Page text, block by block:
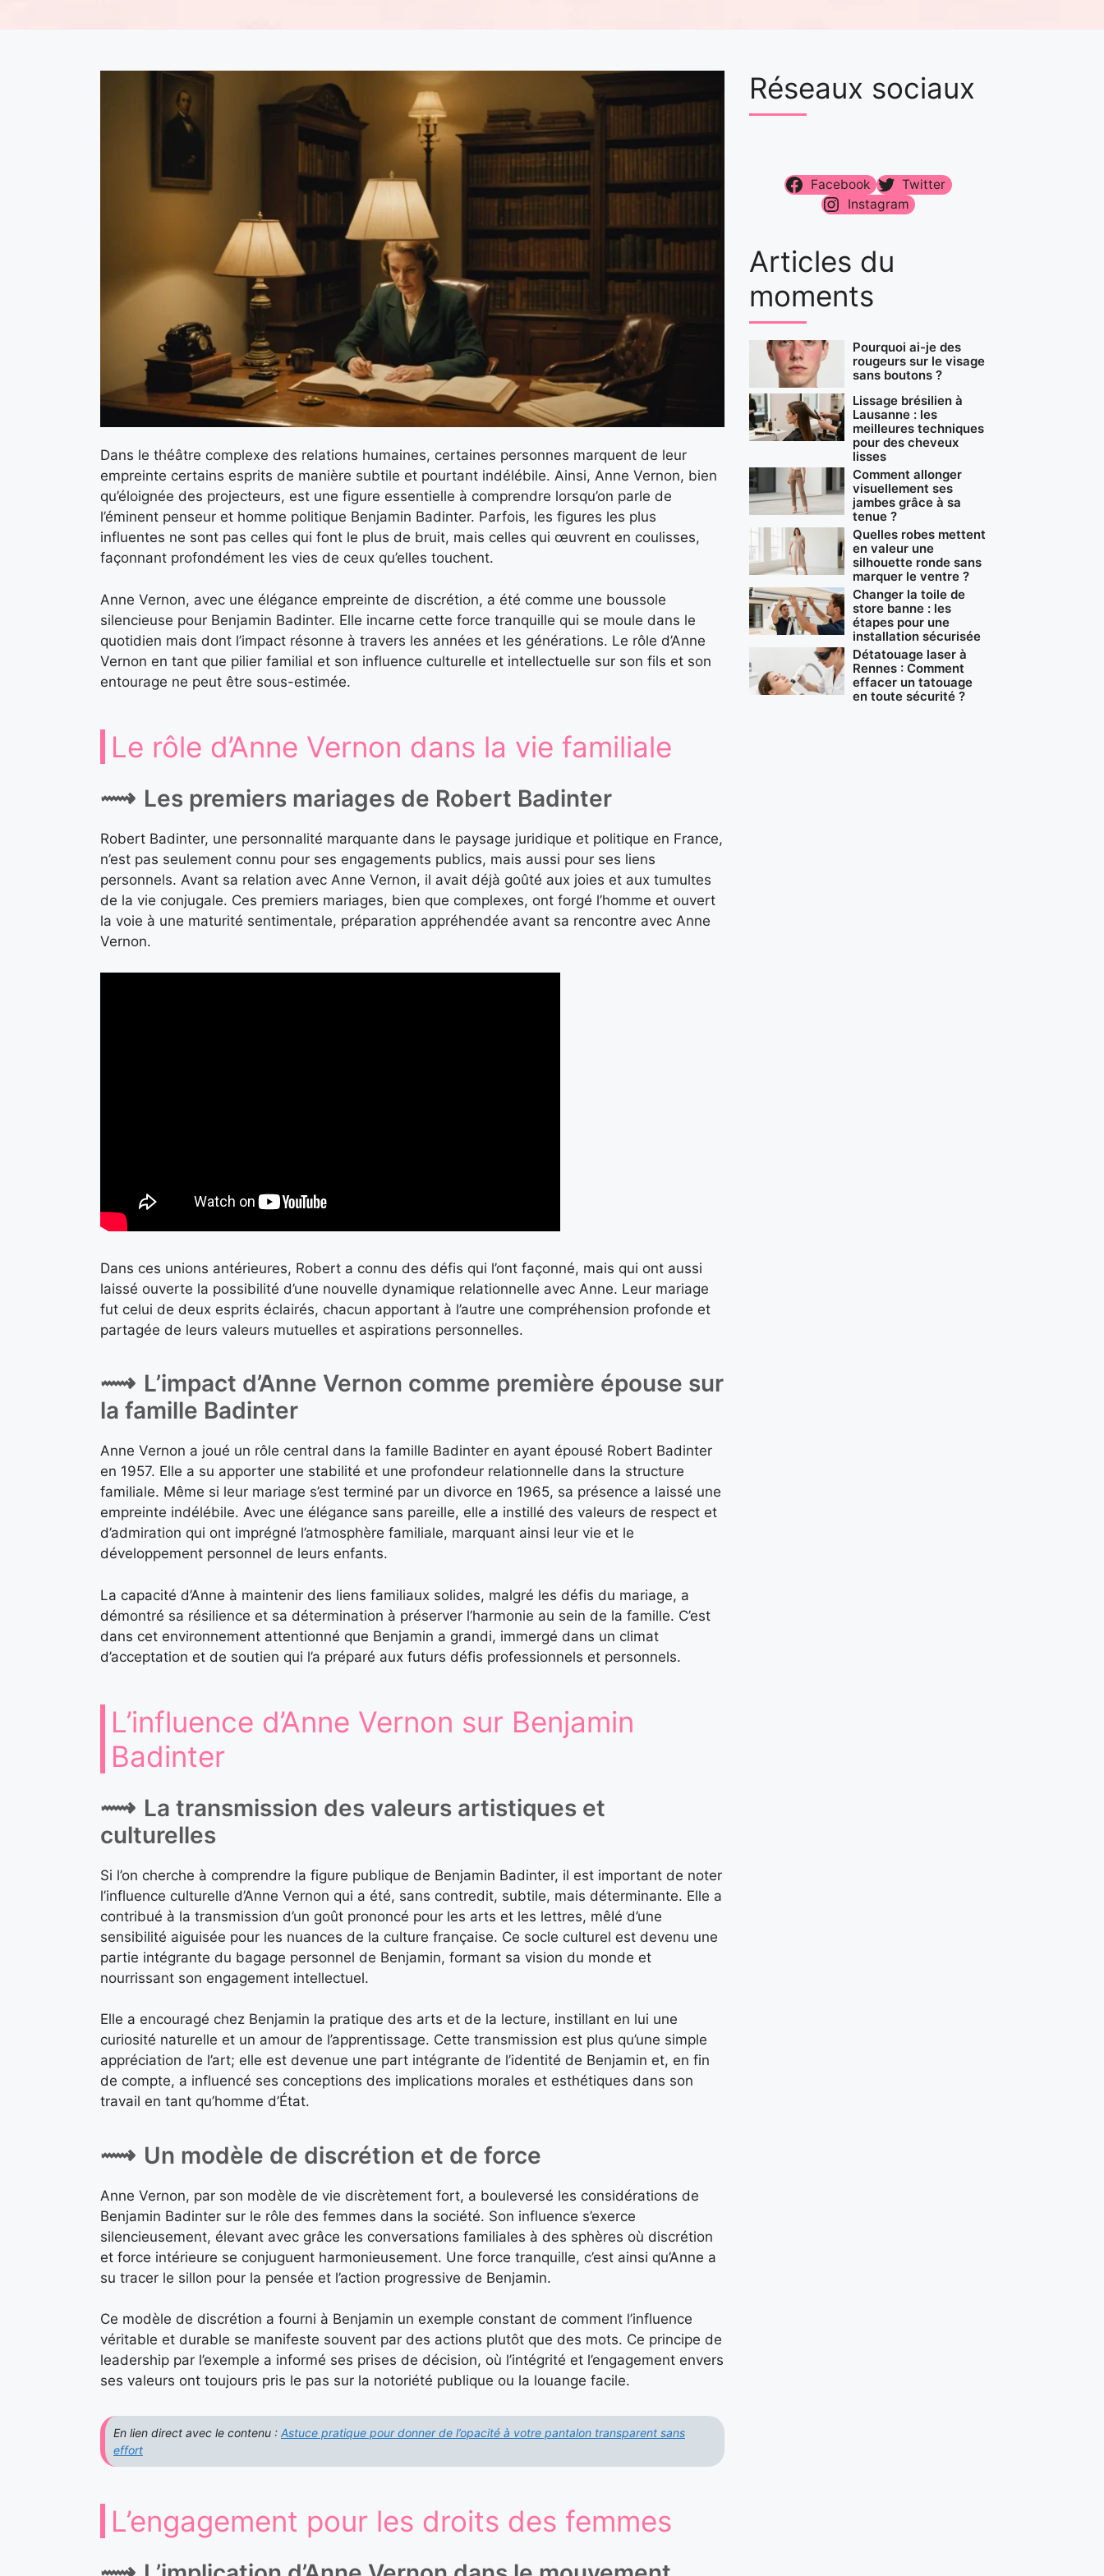
Dans le théâtre complexe des relations humaines, certaines personnes marquent de leur
empreinte certains esprits de manière subtile et pourtant indélébile. Ainsi, Anne Vernon, bien
qu’éloignée des projecteurs, est une figure essentielle à comprendre lorsqu’on parle de
l’éminent penseur et homme politique Benjamin Badinter. Parfois, les figures les plus
influentes ne sont pas celles qui font le plus de bruit, mais celles qui œuvrent en coulisses,
façonnant profondément les vies de ceux qu’elles touchent.
Anne Vernon, avec une élégance empreinte de discrétion, a été comme une boussole
silencieuse pour Benjamin Badinter. Elle incarne cette force tranquille qui se moule dans le
quotidien mais dont l’impact résonne à travers les années et les générations. Le rôle d’Anne
Vernon en tant que pilier familial et son influence culturelle et intellectuelle sur son fils et son
entourage ne peut être sous-estimée.
Le rôle d’Anne Vernon dans la vie familiale
Les premiers mariages de Robert Badinter
Robert Badinter, une personnalité marquante dans le paysage juridique et politique en France,
n’est pas seulement connu pour ses engagements publics, mais aussi pour ses liens
personnels. Avant sa relation avec Anne Vernon, il avait déjà goûté aux joies et aux tumultes
de la vie conjugale. Ces premiers mariages, bien que complexes, ont forgé l’homme et ouvert
la voie à une maturité sentimentale, préparation appréhendée avant sa rencontre avec Anne
Vernon.
Dans ces unions antérieures, Robert a connu des défis qui l’ont façonné, mais qui ont aussi
laissé ouverte la possibilité d’une nouvelle dynamique relationnelle avec Anne. Leur mariage
fut celui de deux esprits éclairés, chacun apportant à l’autre une compréhension profonde et
partagée de leurs valeurs mutuelles et aspirations personnelles.
L’impact d’Anne Vernon comme première épouse sur
la famille Badinter
Anne Vernon a joué un rôle central dans la famille Badinter en ayant épousé Robert Badinter
en 1957. Elle a su apporter une stabilité et une profondeur relationnelle dans la structure
familiale. Même si leur mariage s’est terminé par un divorce en 1965, sa présence a laissé une
empreinte indélébile. Avec une élégance sans pareille, elle a instillé des valeurs de respect et
d’admiration qui ont imprégné l’atmosphère familiale, marquant ainsi leur vie et le
développement personnel de leurs enfants.
La capacité d’Anne à maintenir des liens familiaux solides, malgré les défis du mariage, a
démontré sa résilience et sa détermination à préserver l’harmonie au sein de la famille. C’est
dans cet environnement attentionné que Benjamin a grandi, immergé dans un climat
d’acceptation et de soutien qui l’a préparé aux futurs défis professionnels et personnels.
L’influence d’Anne Vernon sur Benjamin
Badinter
La transmission des valeurs artistiques et
culturelles
Si l’on cherche à comprendre la figure publique de Benjamin Badinter, il est important de noter
l’influence culturelle d’Anne Vernon qui a été, sans contredit, subtile, mais déterminante. Elle a
contribué à la transmission d’un goût prononcé pour les arts et les lettres, mêlé d’une
sensibilité aiguisée pour les nuances de la culture française. Ce socle culturel est devenu une
partie intégrante du bagage personnel de Benjamin, formant sa vision du monde et
nourrissant son engagement intellectuel.
Elle a encouragé chez Benjamin la pratique des arts et de la lecture, instillant en lui une
curiosité naturelle et un amour de l’apprentissage. Cette transmission est plus qu’une simple
appréciation de l’art; elle est devenue une part intégrante de l’identité de Benjamin et, en fin
de compte, a influencé ses conceptions des implications morales et esthétiques dans son
travail en tant qu’homme d’État.
Un modèle de discrétion et de force
Anne Vernon, par son modèle de vie discrètement fort, a bouleversé les considérations de
Benjamin Badinter sur le rôle des femmes dans la société. Son influence s’exerce
silencieusement, élevant avec grâce les conversations familiales à des sphères où discrétion
et force intérieure se conjuguent harmonieusement. Une force tranquille, c’est ainsi qu’Anne a
su tracer le sillon pour la pensée et l’action progressive de Benjamin.
Ce modèle de discrétion a fourni à Benjamin un exemple constant de comment l’influence
véritable et durable se manifeste souvent par des actions plutôt que des mots. Ce principe de
leadership par l’exemple a informé ses prises de décision, où l’intégrité et l’engagement envers
ses valeurs ont toujours pris le pas sur la notoriété publique ou la louange facile.
En lien direct avec le contenu : Astuce pratique pour donner de l’opacité à votre pantalon transparent sans
effort
L’engagement pour les droits des femmes
Réseaux sociaux
Facebook
Twitter
Instagram
Articles du
moments
Pourquoi ai-je des
rougeurs sur le visage
sans boutons ?
Lissage brésilien à
Lausanne : les
meilleures techniques
pour des cheveux
lisses
Comment allonger
visuellement ses
jambes grâce à sa
tenue ?
Quelles robes mettent
en valeur une
silhouette ronde sans
marquer le ventre ?
Changer la toile de
store banne : les
étapes pour une
installation sécurisée
Détatouage laser à
Rennes : Comment
effacer un tatouage
en toute sécurité ?